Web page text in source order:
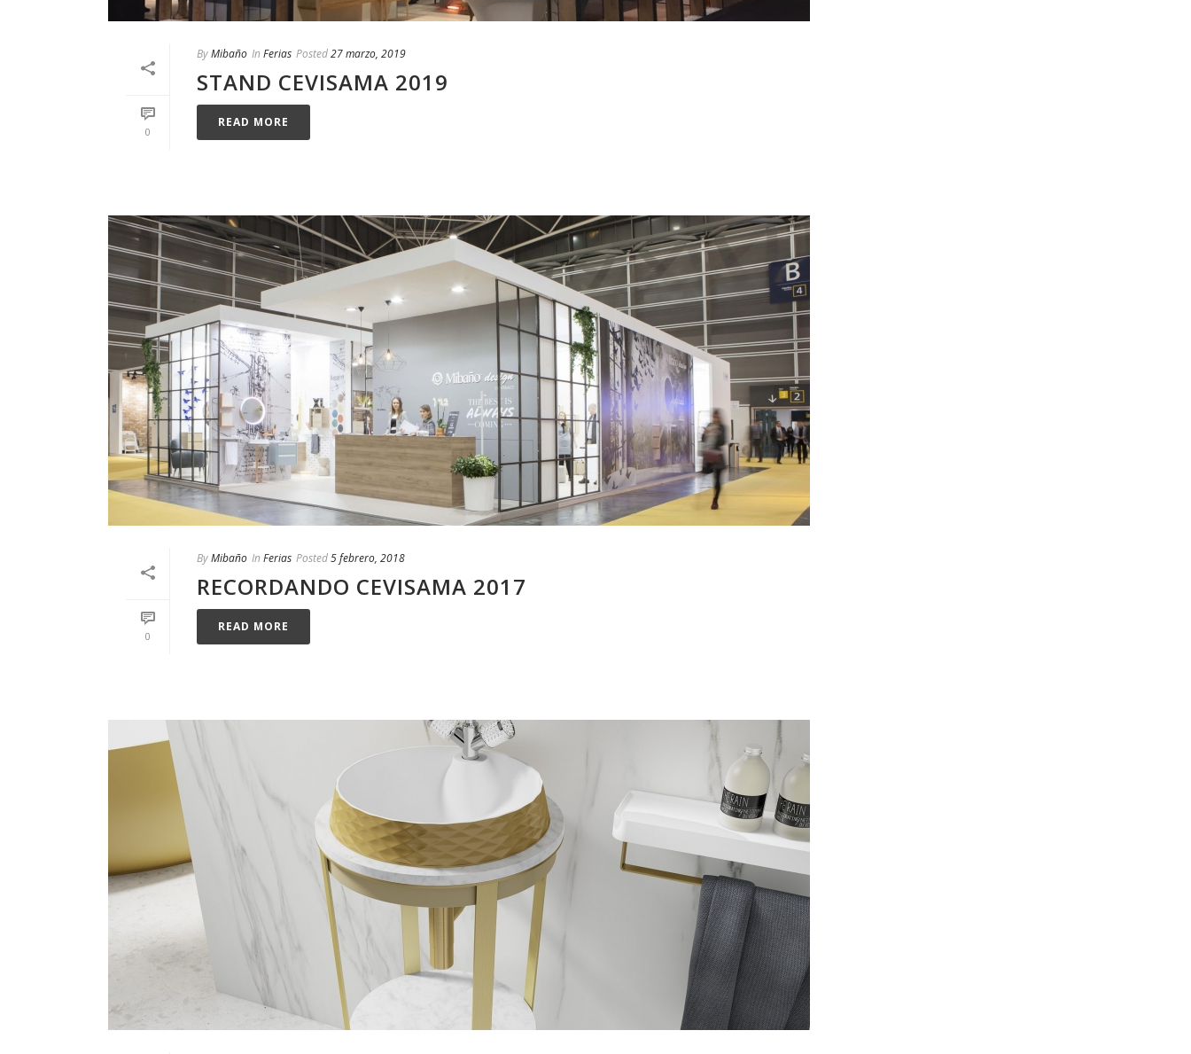
0
ByMibaño In Ferias Posted27 marzo, 2019
STAND CEVISAMA 2019
READ MORE
0
ByMibaño In Ferias Posted5 febrero, 2018
RECORDANDO CEVISAMA 2017
READ MORE